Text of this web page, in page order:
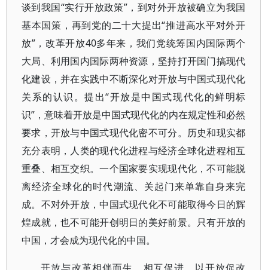
谈到我国“实行开放政策”，到对外开放被确立为我国
基本国策，再到党的二十大提出“推进高水平对外开
放”，改革开放40多年来，我们党统筹国内国际两个
大局、利用国内国际两种资源，坚持打开国门搞现代
化建设，并在实践中不断深化对开放与中国式现代化
关系的认识。提出“开放是中国式现代化的鲜明标
识”，意味着开放是中国式现代化的内在规定性和必然
要求，开放与中国式现代化密不可分。历史和现实都
充分表明，人类的现代化进程与经济全球化进程相互
重叠、相互交织。一个国家要实现现代化，不可能脱
离经济全球化的时代潮流、关起门来单靠自身来完
成。不对外开放，中国式现代化不可能取得今日的辉
煌成就，也不可能开创明日的美好前景。只有开放的
中国，才会成为现代化的中国。